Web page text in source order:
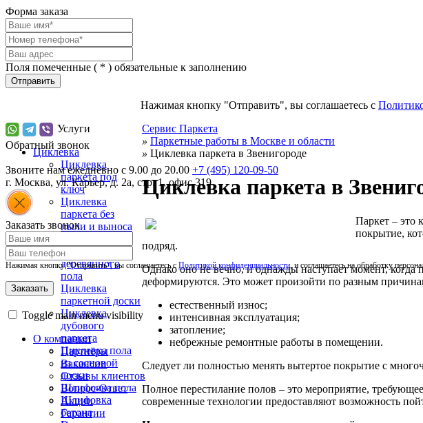
Форма заказа
Поля помеченные ( * ) обязательные к заполнению
Отправить
Нажимая кнопку "Отправить", вы соглашаетесь с
Обратный звонок
Звоните нам ежедневно с 9.00 до 20.00 +7 (495) 120-09-50
г. Москва, ул. Карьер, д. 2а, стр. 1, офис 319
Заказать звонок
Нажимая кнопку "Отправить", вы соглашаетесь с Политикой конфиденциальности, и соглашаетесь на обработку
Toggle main menu visibility
О компании
Партнёры
Вакансии
Отзывы клиентов
Вопрос-Ответ
Акции
Гарантии
Услуги
Циклевка
Циклевка
паркета под
ключ
Циклевка
паркета без
пыли и выноса
Циклевка
деревянного
пола
Циклевка
паркетной доски
Циклевка
дубового
паркета
Циклевка пола
из сосновой
доски
Шлифовка пола
Шлифовка
бетона
Сервис Паркета
» Паркетные работы в Москве и области
» Циклевка паркета в Звенигороде
Циклевка паркета в
Паркет – это
покрытие,
подряд.
Однако оно не вечно, и однажды наступает момент,
деформируются. Это может произойти по разным
естественный износ;
интенсивная эксплуатация;
затопление;
небрежные ремонтные работы в помещении.
Следует ли полностью менять вытертое покрытие с
Полное перестилание полов – это мероприятие,
современные технологии предоставляют возможность